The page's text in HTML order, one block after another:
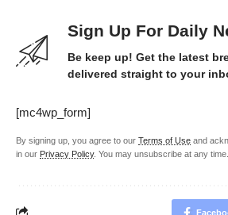
Sign Up For Daily
Be keep up! Get the latest
delivered straight to your
[mc4wp_form]
By signing up, you agree to our Terms of Use and
in our Privacy Policy. You may unsubscribe at any time.